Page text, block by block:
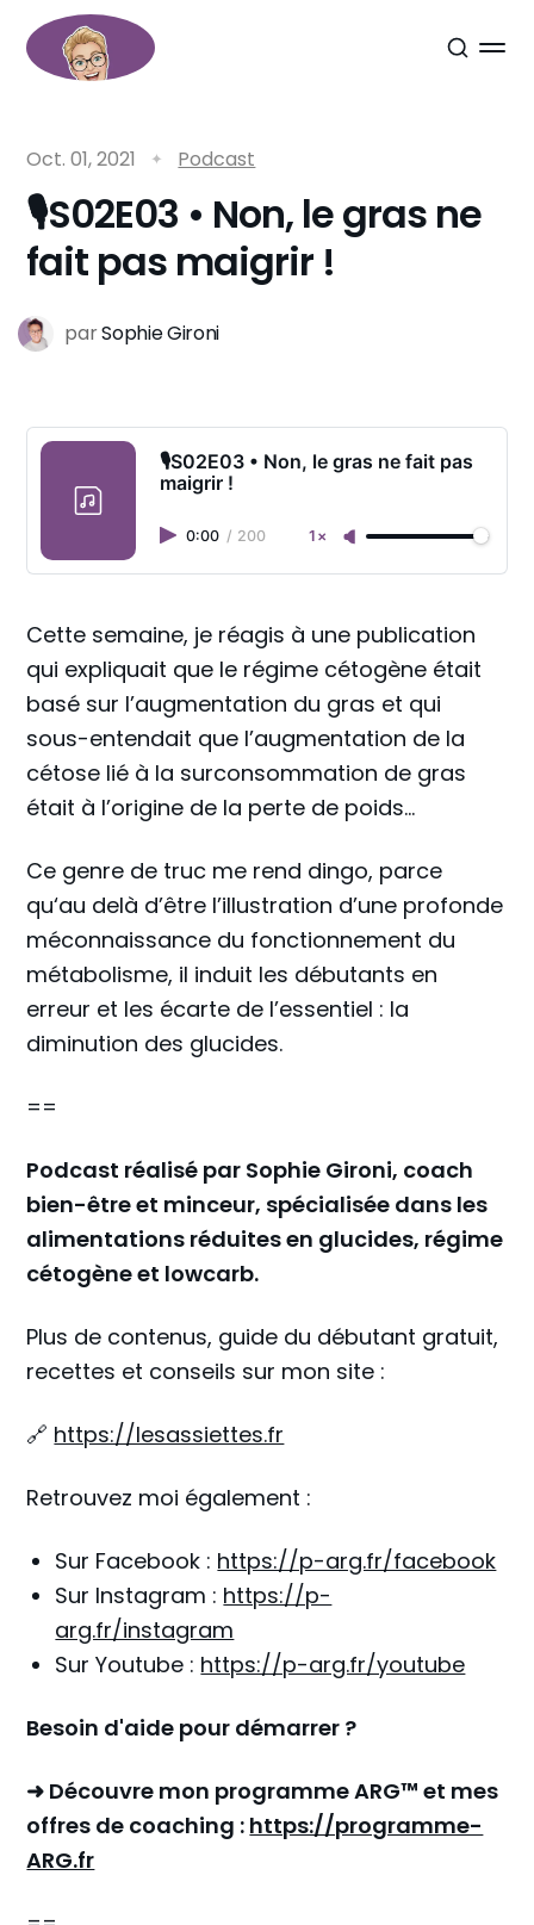
Oct. 01, 2021 Podcast
🎙S02E03 • Non, le gras ne
fait pas maigrir !
parSophie Gironi
🎙S02E03 • Non, le gras ne fait pas
maigrir !
0:00 / 200 1×
Cette semaine, je réagis à une publication
qui expliquait que le régime cétogène était
basé sur l’augmentation du gras et qui
sous-entendait que l’augmentation de la
cétose lié à la surconsommation de gras
était à l’origine de la perte de poids…
Ce genre de truc me rend dingo, parce
qu‘au delà d’être l’illustration d’une profonde
méconnaissance du fonctionnement du
métabolisme, il induit les débutants en
erreur et les écarte de l’essentiel : la
diminution des glucides.
==
Podcast réalisé par Sophie Gironi, coach
bien-être et minceur, spécialisée dans les
alimentations réduites en glucides, régime
cétogène et lowcarb.
Plus de contenus, guide du débutant gratuit,
recettes et conseils sur mon site :
🔗 https://lesassiettes.fr
Retrouvez moi également :
Sur Facebook : https://p-arg.fr/facebook
Sur Instagram : https://p-
arg.fr/instagram
Sur Youtube : https://p-arg.fr/youtube
Besoin d'aide pour démarrer ?
➜ Découvre mon programme ARG™ et mes
offres de coaching : https://programme-
ARG.fr